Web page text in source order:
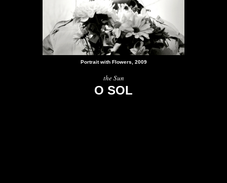
Portrait with Flowers, 2009
the Sun
O SOL